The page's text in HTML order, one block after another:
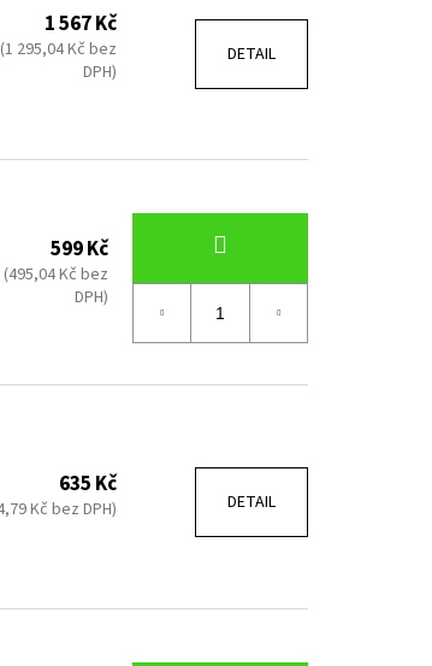
1 567 Kč
(1 295,04 Kč bez
DPH)
DETAIL
599 Kč
(495,04 Kč bez
DPH)
635 Kč
Kč bez DPH) DETAIL